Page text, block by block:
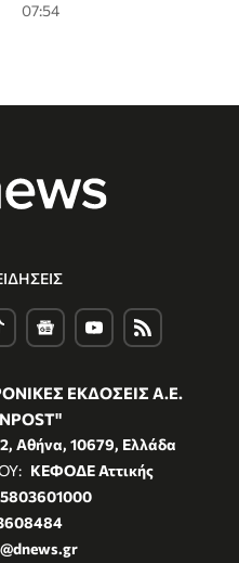
07:54
ΕΚΔΟΣΕΙΣ Α.Ε.
Αθήνα, 10679, Ελλάδα
ΚΕΦΟΔΕ Αττικής